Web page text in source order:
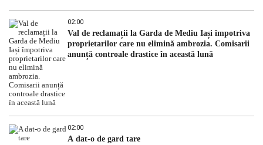
02:00
Val de reclamații la Garda de Mediu Iași împotriva
proprietarilor care nu elimină ambrozia. Comisarii
anunță controale drastice în această lună
02:00
A dat-o de gard tare